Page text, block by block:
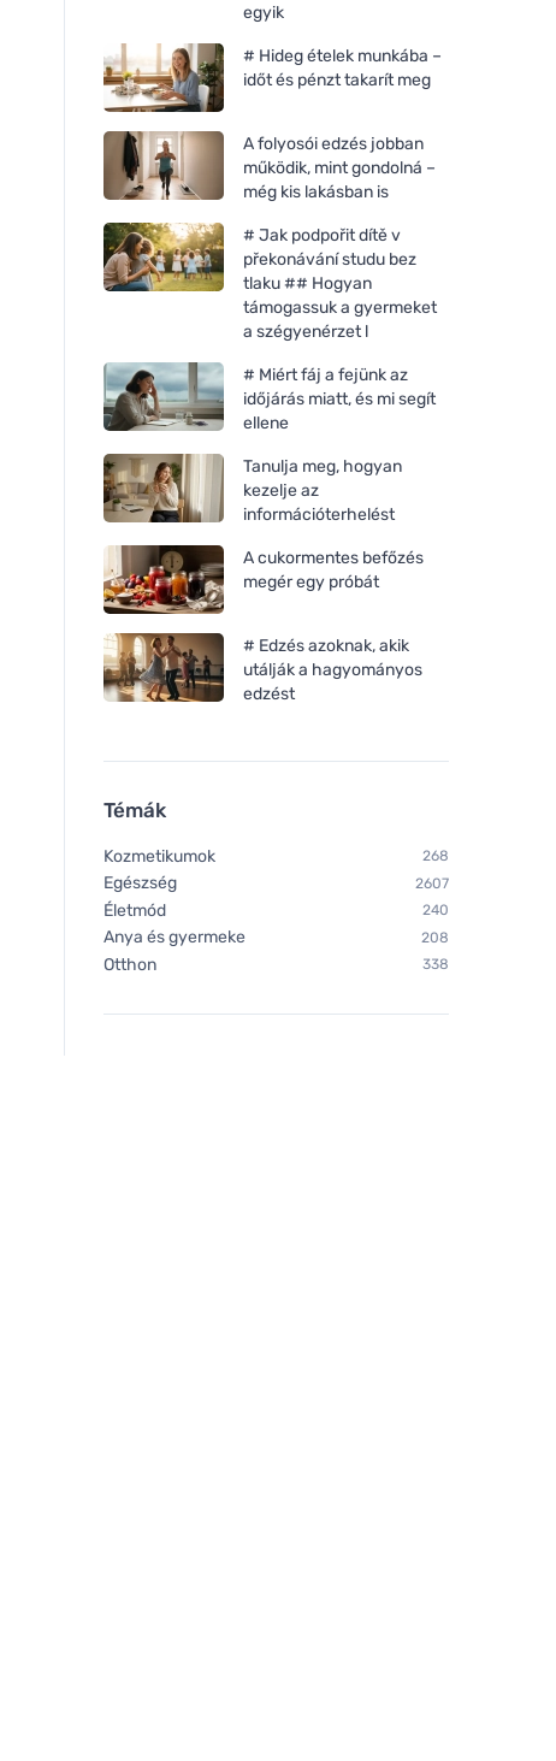
egyik
# Hideg ételek munkába –
időt és pénzt takarít meg
A folyosói edzés jobban
működik, mint gondolná –
még kis lakásban is
# Jak podpořit dítě v
překonávání studu bez
tlaku ## Hogyan
támogassuk a gyermeket
a szégyenérzet l
# Miért fáj a fejünk az
időjárás miatt, és mi segít
ellene
Tanulja meg, hogyan
kezelje az
információterhelést
A cukormentes befőzés
megér egy próbát
# Edzés azoknak, akik
utálják a hagyományos
edzést
Témák
Kozmetikumok 268
Egészség 2607
Életmód 240
Anya és gyermeke 208
Otthon 338